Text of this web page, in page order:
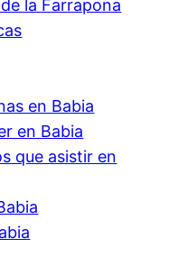
la Farrapona
en Babia
en Babia
que asistir en